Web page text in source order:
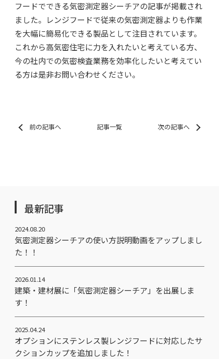
フードでできる気密測定器シーチアの記事が掲載され
ました。レンジフードで従来の気密測定器よりも作業
を大幅に簡易化できる製品として注目されています。
これから高気密住宅に力を入れたいと考えている方、
今の社内での気密検査業務を効率化したいと考えてい
る方は是非お問い合わせください。
前の記事へ 記事一覧 次の記事へ
最新記事
2024.08.20
気密測定器シーチアの使い方説明動画をアップしまし
た！！
2026.01.14
建築・建材展に「気密測定器シーチア」を出展しま
す！
2025.04.24
オプションにステンレス製レンジフードに対応したサ
クションカップを追加しました！